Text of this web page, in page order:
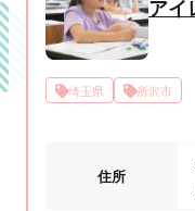
アイ
埼玉県 所沢市
住所